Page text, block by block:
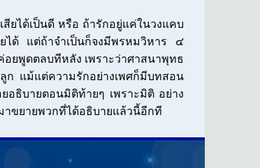
ยได้เป็นดี หรือ ถ้ารักอยู่แค่ในวงแคบ
ยได้ แต่ถ้าจำเป็นก็จงมีพรหมวิหาร ๔
พูดตลบทีหลัง เพราะว่าศาสนาพุทธ
แม้แต่ความรักอย่างเพศก็มีบทสอน
อธิบายตอนมิติท้ายๆ เพราะมิติ อย่าง
ขยายพวกที่ได้อธิบายแล้วนี้อีกที